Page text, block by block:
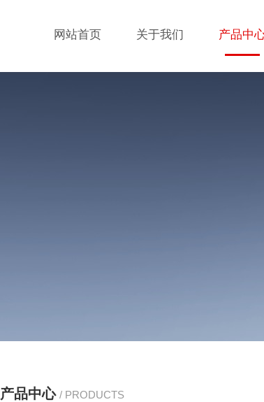
网站首页 关于我们 产品中
产品中心 / PRODUCTS